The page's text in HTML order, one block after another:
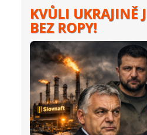
KVŮLI UKRAJINĚ
BEZ ROPY!